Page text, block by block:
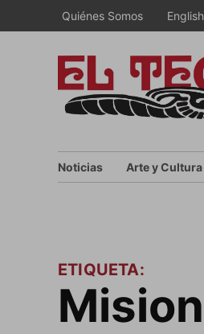
al
contenido
Quiénes Somos English
Noticias Arte y Cultura
ETIQUETA:
Mision